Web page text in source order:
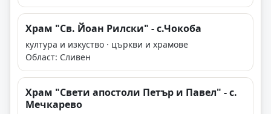
Храм "Св. Йоан Рилски" - с.Чокоба
култура и изкуство · църкви и храмове
Област: Сливен
Храм "Свети апостоли Петър и Павел" - с.
Мечкарево